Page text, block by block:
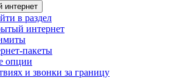
интернет
в раздел
интернет
пакеты
опции
и звонки за границу